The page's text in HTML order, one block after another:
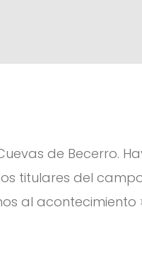
de Becerro.
titulares del
al acontecimiento